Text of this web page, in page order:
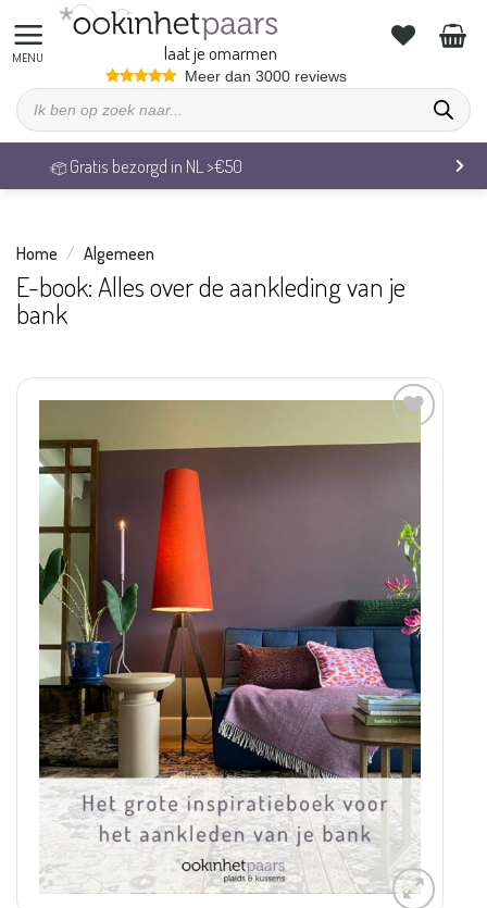
naar
inhoud
laat je omarmen
Meer dan 3000 reviews
Producten
zoeken
Veilig betalen & 14 dagen retourrecht
Home / Algemeen
E-book: Alles over de aankleding van je
bank
Aan